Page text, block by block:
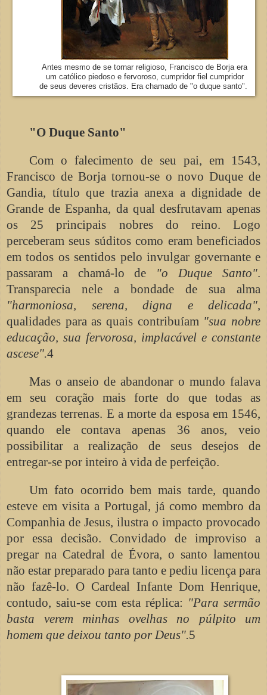
Antes mesmo de se tornar religioso, Francisco de Borja era
um católico piedoso e fervoroso, cumpridor fiel cumpridor
de seus deveres cristãos. Era chamado de "o duque santo".
"O Duque Santo"
Com o falecimento de seu pai, em 1543,
Francisco de Borja tornou-se o novo Duque de
Gandia, título que trazia anexa a dignidade de
Grande de Espanha, da qual desfrutavam apenas
os 25 principais nobres do reino. Logo
perceberam seus súditos como eram beneficiados
em todos os sentidos pelo invulgar governante e
passaram a chamá-lo de "o Duque Santo".
Transparecia nele a bondade de sua alma
"harmoniosa, serena, digna e delicada",
qualidades para as quais contribuíam "sua nobre
educação, sua fervorosa, implacável e constante
ascese".4
Mas o anseio de abandonar o mundo falava
em seu coração mais forte do que todas as
grandezas terrenas. E a morte da esposa em 1546,
quando ele contava apenas 36 anos, veio
possibilitar a realização de seus desejos de
entregar-se por inteiro à vida de perfeição.
Um fato ocorrido bem mais tarde, quando
esteve em visita a Portugal, já como membro da
Companhia de Jesus, ilustra o impacto provocado
por essa decisão. Convidado de improviso a
pregar na Catedral de Évora, o santo lamentou
não estar preparado para tanto e pediu licença para
não fazê-lo. O Cardeal Infante Dom Henrique,
contudo, saiu-se com esta réplica: "Para sermão
basta verem minhas ovelhas no púlpito um
homem que deixou tanto por Deus".5